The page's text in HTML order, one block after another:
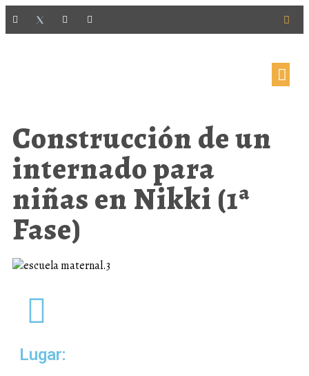
Construcción de un
internado para
niñas en Nikki (1ª
Fase)
Lugar: